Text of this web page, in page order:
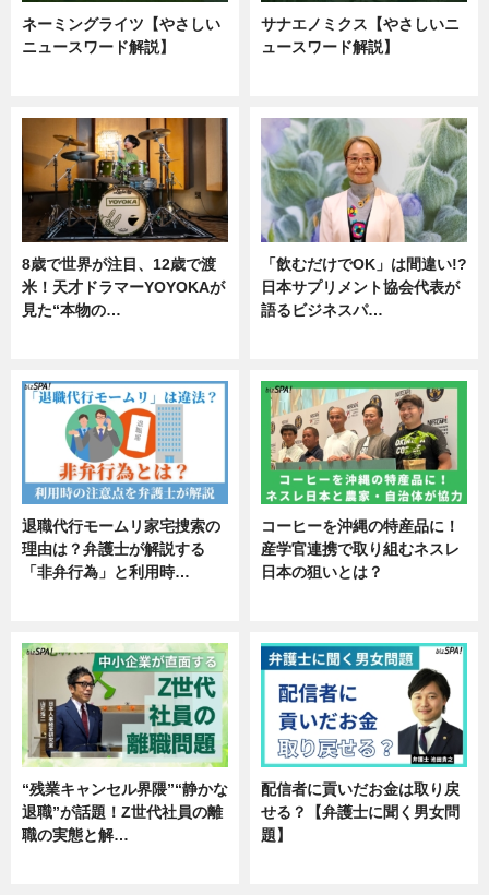
ネーミングライツ【やさしい
ニュースワード解説】
サナエノミクス【やさしいニ
ュースワード解説】
8歳で世界が注目、12歳で渡
米！天才ドラマーYOYOKAが
見た“本物の…
「飲むだけでOK」は間違い!?
日本サプリメント協会代表が
語るビジネスパ…
退職代行モームリ家宅捜索の
理由は？弁護士が解説する
「非弁行為」と利用時…
コーヒーを沖縄の特産品に！
産学官連携で取り組むネスレ
日本の狙いとは？
“残業キャンセル界隈”“静かな
退職”が話題！Z世代社員の離
職の実態と解…
配信者に貢いだお金は取り戻
せる？【弁護士に聞く男女問
題】